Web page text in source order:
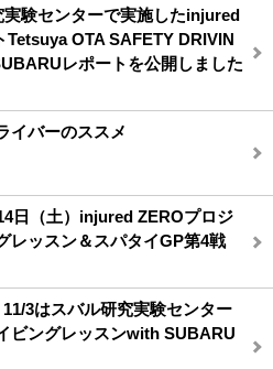
実験センターで実施したinjured
Tetsuya OTA SAFETY DRIVIN
レポートを公開しました
イバーのススメ
日（土）injured ZEROプロジ
レッスン＆スパタイGP第4戦
11/3はスバル研究実験センター
ビングレッスンwith SUBARU